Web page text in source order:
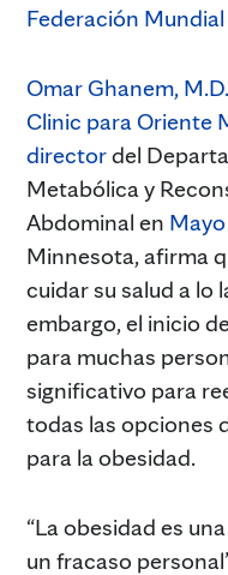
Federación
Omar Ghanem, M.D.
Clinic para Oriente
directordel
Metabólica y
Abdominal en
Minnesota, afirma
cuidar su salud a lo
embargo, el inicio
para muchas
significativo para
todas las opciones
para la obesidad.
“La obesidad es
un fracaso